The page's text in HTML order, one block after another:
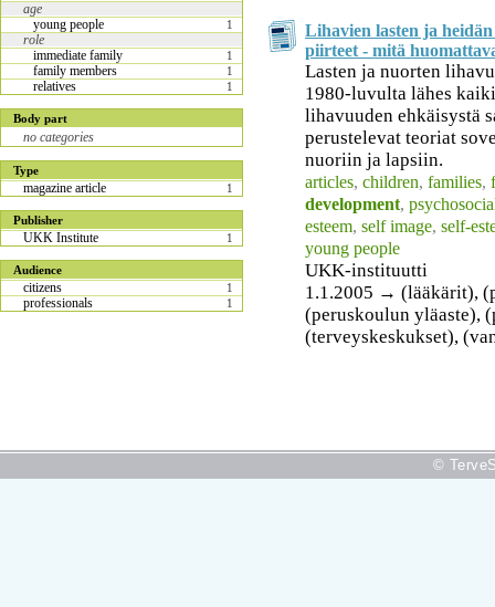
age
young people
1
role
immediate family
1
family members 1
relatives 1
Body part
no categories
Type
magazine article 1
Publisher
UKK Institute 1
Audience
citizens 1
professionals 1
Lihavien lasten ja heidän
piirteet - mitä
Lasten ja nuorten
1980-luvulta lähes
lihavuuden ehkäisystä
perustelevat teoriat
nuoriin ja lapsiin.
articles, children, families,
development,
esteem, self image, self-
young people
UKK-instituutti
1.1.2005 → (lääkärit),
(peruskoulun yläaste),
(terveyskeskukset),
©